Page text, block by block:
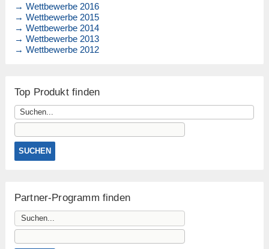
→ Wettbewerbe 2016
→ Wettbewerbe 2015
→ Wettbewerbe 2014
→ Wettbewerbe 2013
→ Wettbewerbe 2012
Top Produkt finden
Partner-Programm finden